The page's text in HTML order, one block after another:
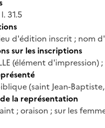
31.5
d'édition inscrit ; nom
sur les inscriptions
(élément d'impression) ;
(saint Jean-
la représentation
; oraison ; sur les